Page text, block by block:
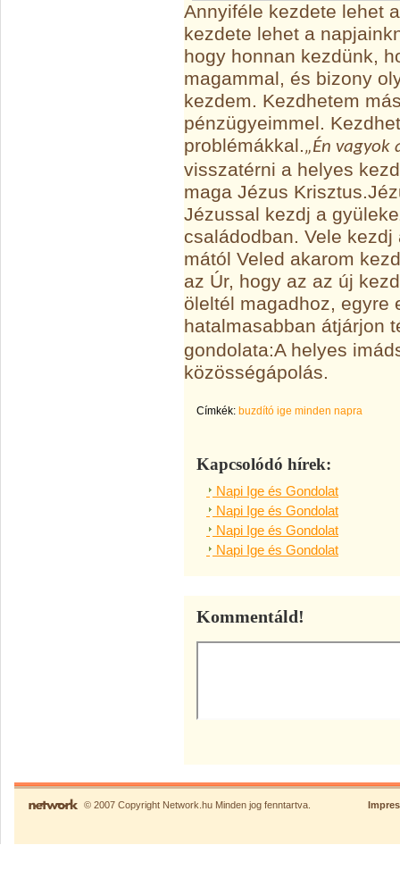
Annyiféle kezdete lehet
kezdete lehet a
hogy honnan kezdünk,
magammal, és bizony
kezdem. Kezdhetem
pénzügyeimmel.
problémákkal.„Én vagyok
visszatérni a helyes
maga Jézus Krisztus.
Jézussal kezdj a
családodban. Vele
mától Veled akarom
az Úr, hogy az az új
öleltél magadhoz, egyre
hatalmasabban átjárjon
gondolata:A helyes
közösségápolás.
Címkék: buzdító ige minden napra
Kapcsolódó hírek:
Napi Ige és Gondolat
Napi Ige és Gondolat
Napi Ige és Gondolat
Napi Ige és Gondolat
Kommentáld!
© 2007 Copyright Network.hu Minden jog fenntartva.